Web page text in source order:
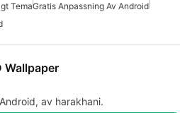
TemaGratis Anpassning Av Android
Wallpaper
av harakhani.